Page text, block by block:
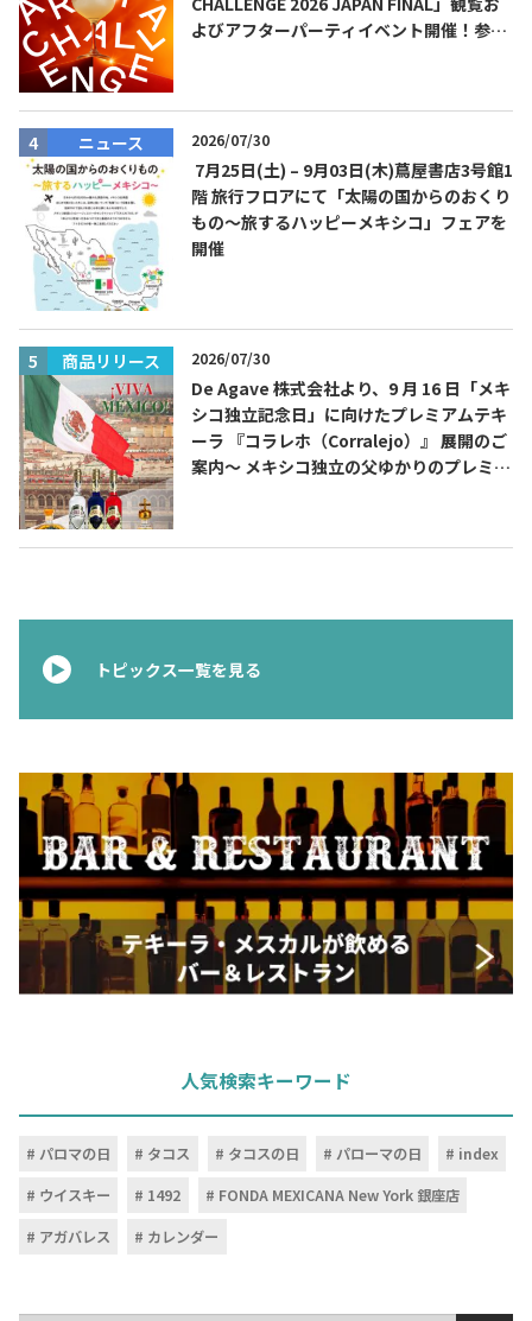
よびアフターパーティイベント開催！参加
ニュース 2026/07/30
7月25日(土) – 9月03日(木)蔦屋書店3号館1
階 旅行フロアにて「太陽の国からのおくり
もの～旅するハッピーメキシコ」フェアを
開催
商品リリース 2026/07/30
De Agave 株式会社より、9 月 16 日「メキ
シコ独立記念日」に向けたプレミアムテキ
ーラ 『コラレホ（Corralejo）』 展開のご
案内〜 メキシコ独立の父ゆかりのプレミア
トピックス一覧を見る
人気検索キーワード
パロマの日 タコス タコスの日 パローマの日
index
ウイスキー
1492
FONDA MEXICANA New York 銀座店
アガバレス
カレンダー